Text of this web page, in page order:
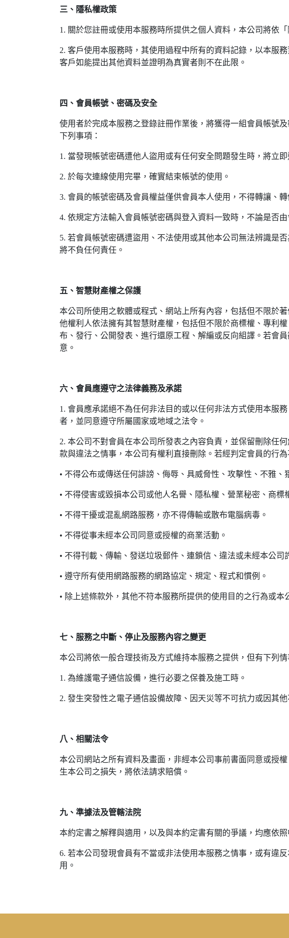
三、隱私權政策
1. 關於您註冊或使用本服務時所提供之個人資料，本公司將依
2. 客戶使用本服務時，其使用過程中所有的資料記錄，以本服
客戶如能提出其他資料並證明為真實者則不在此限。
四、會員帳號、密碼及安全
使用者於完成本服務之登錄註冊作業後，將獲得一組會員帳號
下列事項：
1. 當發現帳號密碼遭他人盜用或有任何安全問題發生時，將立即
2. 於每次連線使用完畢，確實結束帳號的使用。
3. 會員的帳號密碼及會員權益僅供會員本人使用，不得轉讓、轉
4. 依規定方法輸入會員帳號密碼與登入資料一致時，不論是否
5. 若會員帳號密碼遭盜用、不法使用或其他本公司無法辨識是
將不負任何責任。
五、智慧財產權之保護
本公司所使用之軟體或程式、網站上所有內容，包括但不限於
他權利人依法擁有其智慧財產權，包括但不限於商標權、專利
布、發行、公開發表、進行還原工程、解編或反向組譯。若會
意。
六、會員應遵守之法律義務及承諾
1. 會員應承諾絕不為任何非法目的或以任何非法方式使用本服
者，並同意遵守所屬國家或地域之法令。
2. 本公司不對會員在本公司所發表之內容負責，並保留刪除任
款與違法之情事，本公司有權利直接刪除。若經判定會員的行
• 不得公布或傳送任何誹謗、侮辱、具威脅性、攻擊性、不雅
• 不得侵害或毀損本公司或他人名譽、隱私權、營業秘密、商
• 不得干擾或混亂網路服務，亦不得傳輸或散布電腦病毒。
• 不得從事未經本公司同意或授權的商業活動。
• 不得刊載、傳輸、發送垃圾郵件、連鎖信、違法或未經本公
• 遵守所有使用網路服務的網路協定、規定、程式和慣例。
• 除上述條款外，其他不符本服務所提供的使用目的之行為或本
七、服務之中斷、停止及服務內容之變更
本公司將依一般合理技術及方式維持本服務之提供，但有下列
1. 為維護電子通信設備，進行必要之保養及施工時。
2. 發生突發性之電子通信設備故障、因天災等不可抗力或因其
八、相關法令
本公司網站之所有資料及畫面，非經本公司事前書面同意或授
生本公司之損失，將依法請求賠償。
九、準據法及管轄法院
本約定書之解釋與適用，以及與本約定書有關的爭議，均應依
6. 若本公司發現會員有不當或非法使用本服務之情事，或有違
用。